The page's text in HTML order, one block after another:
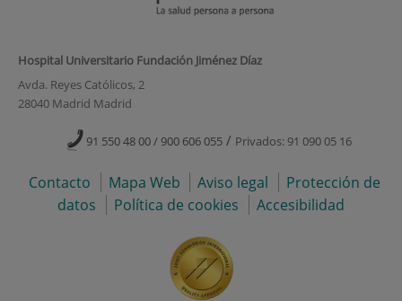
Hospital Universitario Fundación Jiménez Díaz
Avda. Reyes Católicos, 2
28040 Madrid Madrid
91 550 48 00 / 900 606 055 / Privados: 91 090 05 16
Contacto Mapa Web Aviso legal
Protección de
datos
Política de cookies Accesibilidad